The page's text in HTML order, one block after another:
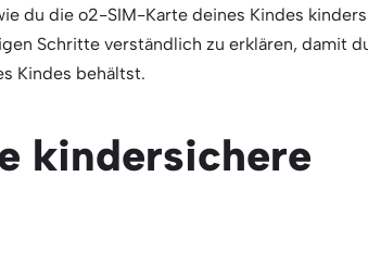
du die o2-SIM-Karte deines Kindes
Schritte verständlich zu erklären, damit
Kindes behältst.
kindersichere